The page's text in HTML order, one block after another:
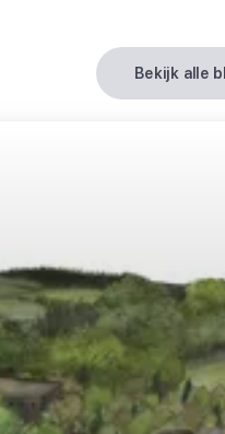
bekijk alle